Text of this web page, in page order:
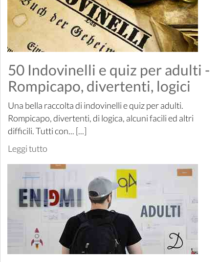
50 Indovinelli e quiz per adulti -
Rompicapo, divertenti, logici
Una bella raccolta di indovinelli e quiz per adulti.
Rompicapo, divertenti, di logica, alcuni facili ed altri
difficili. Tutti con... [...]
Leggi tutto